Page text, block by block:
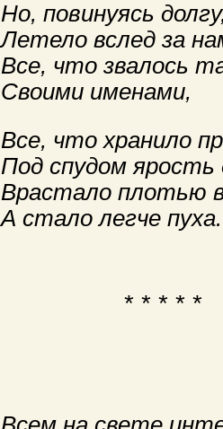
Но, повинуясь
Летело вслед за
Все, что звалось
Своими именами,
Все, что хранило
Под спудом ярость
Врастало плотью в
А стало легче пуха.
* * * * *